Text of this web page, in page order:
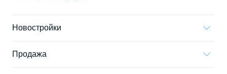
Новостройки
Продажа